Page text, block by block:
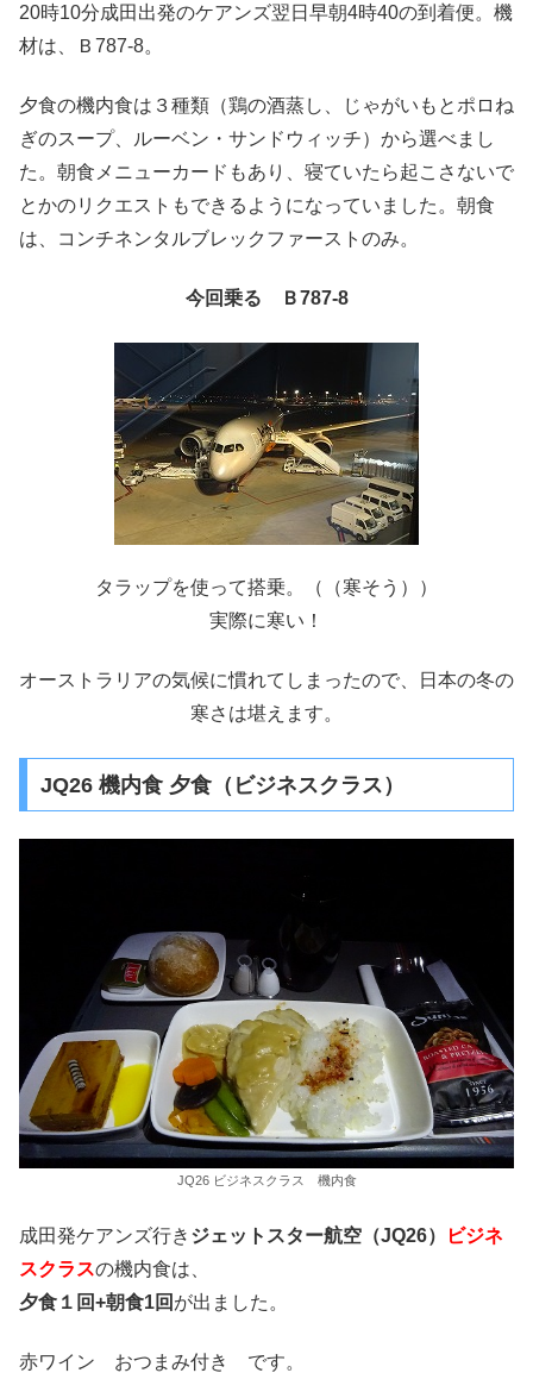
20時10分成田出発のケアンズ翌日早朝4時40の到着便。機
材は、Ｂ787-8。
夕食の機内食は３種類（鶏の酒蒸し、じゃがいもとポロね
ぎのスープ、ルーベン・サンドウィッチ）から選べまし
た。朝食メニューカードもあり、寝ていたら起こさないで
とかのリクエストもできるようになっていました。朝食
は、コンチネンタルブレックファーストのみ。
今回乗る Ｂ787-8
タラップを使って搭乗。（（寒そう））
実際に寒い！
オーストラリアの気候に慣れてしまったので、日本の冬の
寒さは堪えます。
JQ26 機内食 夕食（ビジネスクラス）
JQ26 ビジネスクラス 機内食
成田発ケアンズ行き ジェットスター航空（JQ26）
ビジネ
スクラスの機内食は、
夕食１回+朝食1回 が出ました。
赤ワイン おつまみ付き です。